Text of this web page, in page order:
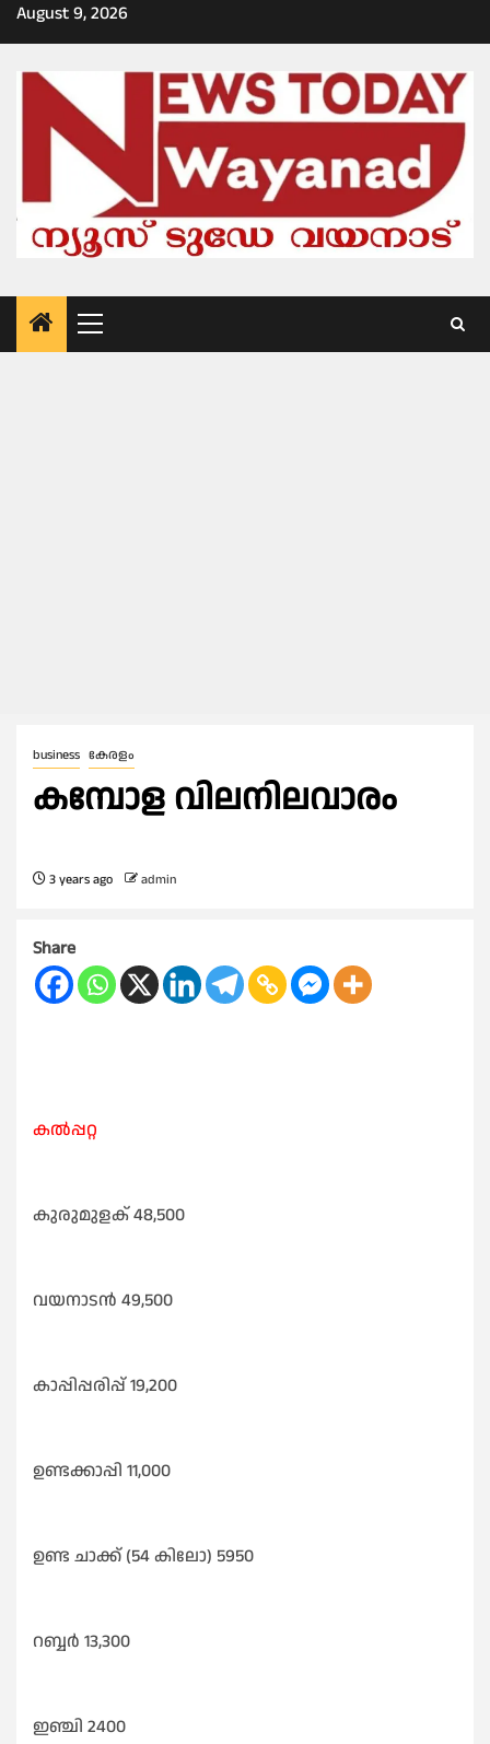
Skip
to
August 9, 2026
Primary
Menu
business കേരളം
കമ്പോള വിലനിലവാരം
3 years ago admin
Share
കൽപ്പറ്റ
കുരുമുളക് 48,500
വയനാടൻ 49,500
കാപ്പിപ്പരിപ്പ് 19,200
ഉണ്ടക്കാപ്പി 11,000
ഉണ്ട ചാക്ക് (54 കിലോ) 5950
റബ്ബർ 13,300
ഇഞ്ചി 2400